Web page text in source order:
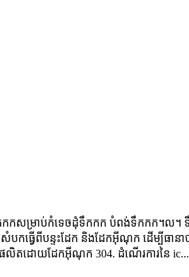
សម្រាប់កំទេចដុំទឹកកក បំពង់ទឹកកក។ល។
វើពីបន្ទះដែក និងដែកអ៊ីណុក ដើម្បីធានា
ផលិតដោយដែកអ៊ីណុក 304. ដំណើរការនៃ ic...